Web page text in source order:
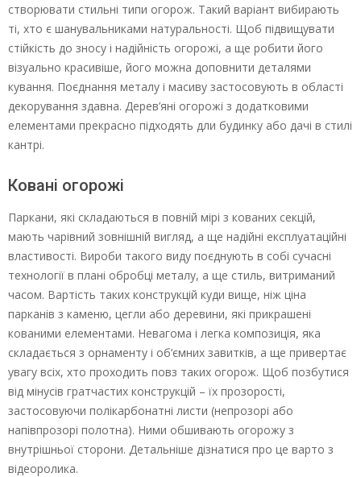
створювати стильні типи огорож. Такий варіант вибирають
ті, хто є шанувальниками натуральності. Щоб підвищувати
стійкість до зносу і надійність огорожі, а ще робити його
візуально красивіше, його можна доповнити деталями
кування. Поєднання металу і масиву застосовують в області
декорування здавна. Дерев’яні огорожі з додатковими
елементами прекрасно підходять дли будинку або дачі в стилі
кантрі.
Ковані огорожі
Паркани, які складаються в повній мірі з кованих секцій,
мають чарівний зовнішній вигляд, а ще надійні експлуатаційні
властивості. Вироби такого виду поєднують в собі сучасні
технології в плані обробці металу, а ще стиль, витриманий
часом. Вартість таких конструкцій куди вище, ніж ціна
парканів з каменю, цегли або деревини, які прикрашені
кованими елементами. Невагома і легка композиція, яка
складається з орнаменту і об’ємних завитків, а ще привертає
увагу всіх, хто проходить повз таких огорож. Щоб позбутися
від мінусів гратчастих конструкцій – їх прозорості,
застосовуючи полікарбонатні листи (непрозорі або
напівпрозорі полотна). Ними обшивають огорожу з
внутрішньої сторони. Детальніше дізнатися про це варто з
відеоролика.